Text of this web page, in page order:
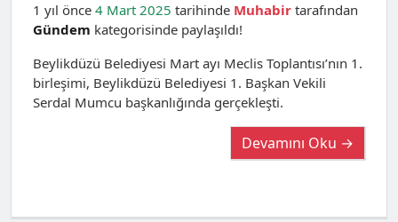
1 yıl önce 4 Mart 2025 tarihinde Muhabir tarafından
Gündem kategorisinde paylaşıldı!
Beylikdüzü Belediyesi Mart ayı Meclis Toplantısı’nın 1.
birleşimi, Beylikdüzü Belediyesi 1. Başkan Vekili
Serdal Mumcu başkanlığında gerçekleşti.
Devamını Oku →